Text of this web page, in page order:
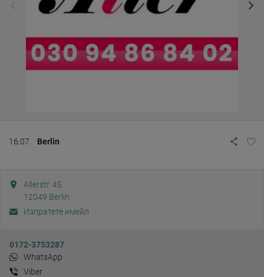
16.07. Berlin
Allerstr. 45
12049 Berlin
Изпратете имейл
0172-3753287
WhatsApp
Viber